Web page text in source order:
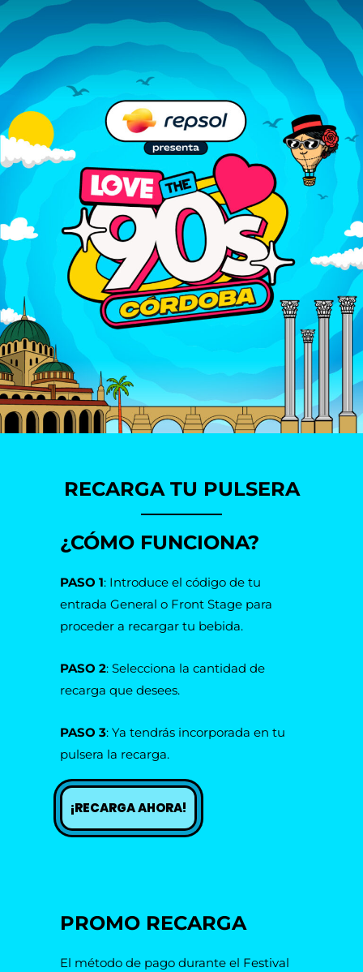
RECARGA TU PULSERA
¿CÓMO FUNCIONA?
PASO 1: Introduce el código de tu
entrada General o Front Stage para
proceder a recargar tu bebida.
PASO 2: Selecciona la cantidad de
recarga que desees.
PASO 3: Ya tendrás incorporada en tu
pulsera la recarga.
¡RECARGA AHORA!
PROMO RECARGA
El método de pago durante el Festival